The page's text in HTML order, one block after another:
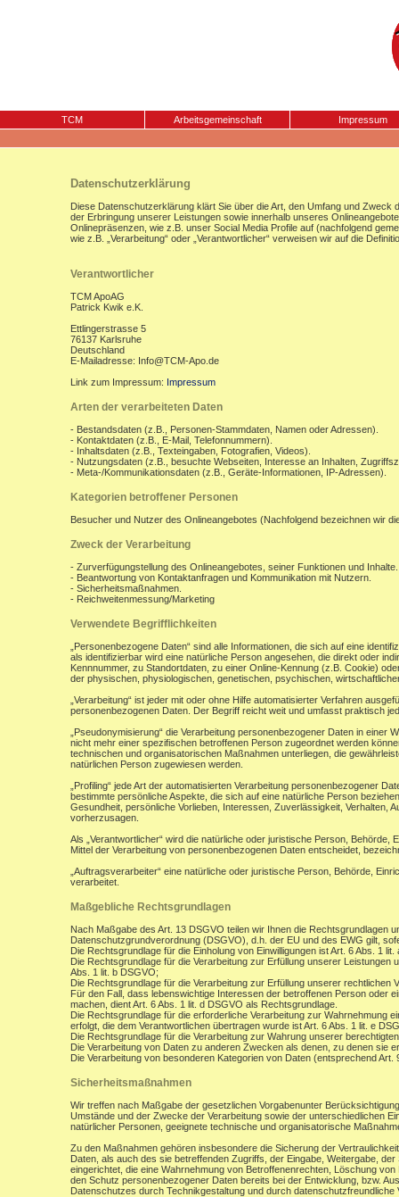
TCM Arbeitsgemeinschaft Impressum
Datenschutzerklärung
Diese Datenschutzerklärung klärt Sie über die Art, den Umfang und
der Erbringung unserer Leistungen sowie innerhalb unseres
Onlinepräsenzen, wie z.B. unser Social Media Profile auf (nachfolgend
wie z.B. „Verarbeitung“ oder „Verantwortlicher“ verweisen wir auf die
Verantwortlicher
TCM ApoAG
Patrick Kwik e.K.
Ettlingerstrasse 5
76137 Karlsruhe
Deutschland
E-Mailadresse: Info@TCM-Apo.de
Link zum Impressum: Impressum
Arten der verarbeiteten Daten
- Bestandsdaten (z.B., Personen-Stammdaten, Namen oder Adressen).
- Kontaktdaten (z.B., E-Mail, Telefonnummern).
- Inhaltsdaten (z.B., Texteingaben, Fotografien, Videos).
- Nutzungsdaten (z.B., besuchte Webseiten, Interesse an Inhalten,
- Meta-/Kommunikationsdaten (z.B., Geräte-Informationen, IP-Adressen).
Kategorien betroffener Personen
Besucher und Nutzer des Onlineangebotes (Nachfolgend bezeichnen wir
Zweck der Verarbeitung
- Zurverfügungstellung des Onlineangebotes, seiner Funktionen und Inhalte.
- Beantwortung von Kontaktanfragen und Kommunikation mit Nutzern.
- Sicherheitsmaßnahmen.
- Reichweitenmessung/Marketing
Verwendete Begrifflichkeiten
„Personenbezogene Daten“ sind alle Informationen, die sich auf eine
als identifizierbar wird eine natürliche Person angesehen, die direkt oder
Kennnummer, zu Standortdaten, zu einer Online-Kennung (z.B. Cookie)
der physischen, physiologischen, genetischen, psychischen,
„Verarbeitung“ ist jeder mit oder ohne Hilfe automatisierter Verfahren
personenbezogenen Daten. Der Begriff reicht weit und umfasst praktisch
„Pseudonymisierung“ die Verarbeitung personenbezogener Daten in
nicht mehr einer spezifischen betroffenen Person zugeordnet werden
technischen und organisatorischen Maßnahmen unterliegen, die
natürlichen Person zugewiesen werden.
„Profiling“ jede Art der automatisierten Verarbeitung personenbezogener
bestimmte persönliche Aspekte, die sich auf eine natürliche Person
Gesundheit, persönliche Vorlieben, Interessen, Zuverlässigkeit, Verhalten,
vorherzusagen.
Als „Verantwortlicher“ wird die natürliche oder juristische Person,
Mittel der Verarbeitung von personenbezogenen Daten entscheidet,
„Auftragsverarbeiter“ eine natürliche oder juristische Person, Behörde,
verarbeitet.
Maßgebliche Rechtsgrundlagen
Nach Maßgabe des Art. 13 DSGVO teilen wir Ihnen die
Datenschutzgrundverordnung (DSGVO), d.h. der EU und des EWG gilt,
Die Rechtsgrundlage für die Einholung von Einwilligungen ist Art. 6 Abs. 1
Die Rechtsgrundlage für die Verarbeitung zur Erfüllung unserer
Abs. 1 lit. b DSGVO;
Die Rechtsgrundlage für die Verarbeitung zur Erfüllung unserer rechtlichen
Für den Fall, dass lebenswichtige Interessen der betroffenen Person oder
machen, dient Art. 6 Abs. 1 lit. d DSGVO als Rechtsgrundlage.
Die Rechtsgrundlage für die erforderliche Verarbeitung zur Wahrnehmung
erfolgt, die dem Verantwortlichen übertragen wurde ist Art. 6 Abs. 1 lit. e
Die Rechtsgrundlage für die Verarbeitung zur Wahrung unserer
Die Verarbeitung von Daten zu anderen Zwecken als denen, zu denen sie
Die Verarbeitung von besonderen Kategorien von Daten (entsprechend
Sicherheitsmaßnahmen
Wir treffen nach Maßgabe der gesetzlichen Vorgabenunter
Umstände und der Zwecke der Verarbeitung sowie der unterschiedlichen
natürlicher Personen, geeignete technische und organisatorische
Zu den Maßnahmen gehören insbesondere die Sicherung der
Daten, als auch des sie betreffenden Zugriffs, der Eingabe, Weitergabe,
eingerichtet, die eine Wahrnehmung von Betroffenenrechten, Löschung
den Schutz personenbezogener Daten bereits bei der Entwicklung, bzw.
Datenschutzes durch Technikgestaltung und durch datenschutzfreundliche